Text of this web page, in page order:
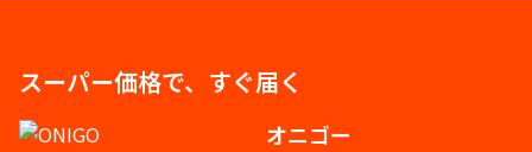
スーパー価格で、すぐ届く
オニゴー